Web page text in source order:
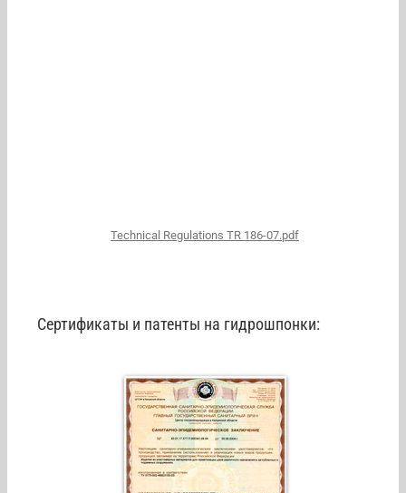
Technical Regulations TR 186-07.pdf
Сертификаты и патенты на гидрошпонки: